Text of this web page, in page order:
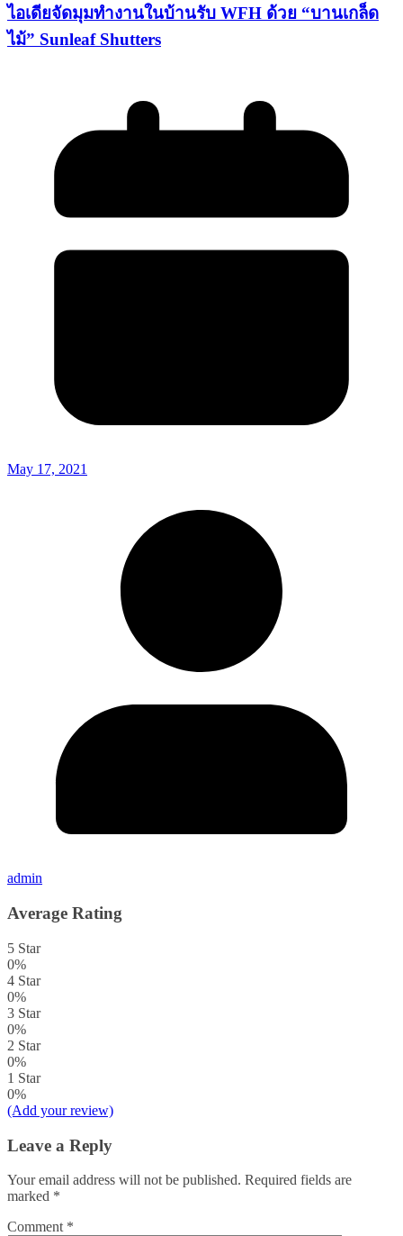
ไอเดียจัดมุมทำงานในบ้านรับ WFH ด้วย “บานเกล็ด
ไม้” Sunleaf Shutters
May 17, 2021
admin
Average Rating
5 Star
0%
4 Star
0%
3 Star
0%
2 Star
0%
1 Star
0%
(Add your review)
Leave a Reply
Your email address will not be published. Required fields are
marked *
Comment *